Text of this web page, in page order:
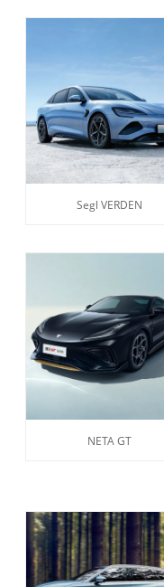
Segl VERDEN
NETA GT